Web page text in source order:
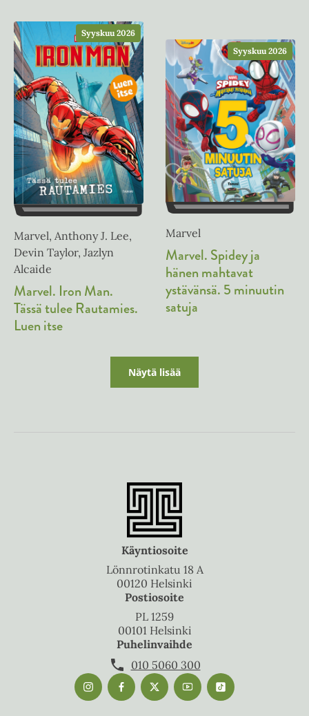
e
n
e
n
Syyskuu 2026
Marvel, Anthony J. Lee,
Devin Taylor, Jazlyn
Alcaide
Marvel. Iron Man.
Tässä tulee Rautamies.
Luen itse
Syyskuu 2026
Marvel
Marvel. Spidey ja
hänen mahtavat
ystävänsä. 5 minuutin
satuja
Näytä lisää
Käyntiosoite
Lönnrotinkatu 18 A
00120 Helsinki
Postiosoite
PL 1259
00101 Helsinki
Puhelinvaihde
010 5060 300